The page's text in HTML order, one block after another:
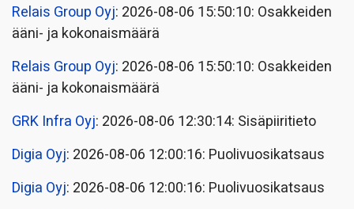
Relais Group Oyj: 2026-08-06 15:50:10: Osakkeiden
ääni- ja kokonaismäärä
Relais Group Oyj: 2026-08-06 15:50:10: Osakkeiden
ääni- ja kokonaismäärä
GRK Infra Oyj: 2026-08-06 12:30:14: Sisäpiiritieto
Digia Oyj: 2026-08-06 12:00:16: Puolivuosikatsaus
Digia Oyj: 2026-08-06 12:00:16: Puolivuosikatsaus